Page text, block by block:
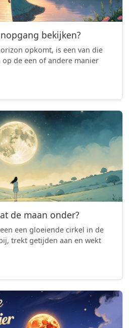
bekijken?
opkomt, is een van die
de een of andere manier
de maan onder?
een gloeiende cirkel in de
trekt getijden aan en wekt